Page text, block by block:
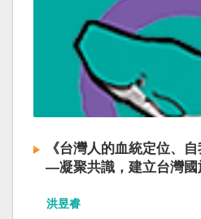
《台灣人的血統定位、
—凝聚共識，建立台灣國
洪昱睿